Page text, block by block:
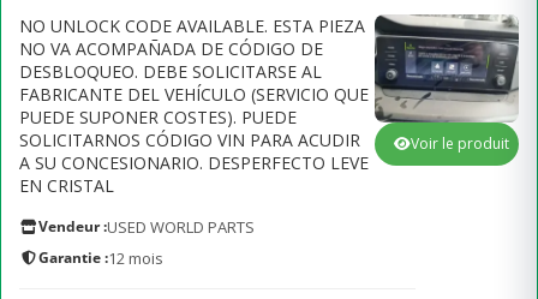
NO UNLOCK CODE AVAILABLE. ESTA PIEZA
NO VA ACOMPAÑADA DE CÓDIGO DE
DESBLOQUEO. DEBE SOLICITARSE AL
FABRICANTE DEL VEHÍCULO (SERVICIO QUE
PUEDE SUPONER COSTES). PUEDE
SOLICITARNOS CÓDIGO VIN PARA ACUDIR
A SU CONCESIONARIO. DESPERFECTO LEVE
EN CRISTAL
Vendeur :USED WORLD PARTS
Garantie :12 mois
Voir le produit